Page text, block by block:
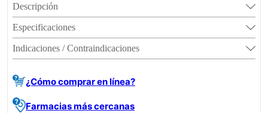
Descripción
Especificaciones
Indicaciones / Contraindicaciones
¿Cómo comprar en línea?
Farmacias más cercanas